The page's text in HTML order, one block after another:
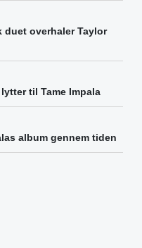
overhaler Taylor
til Tame Impala
album gennem tiden